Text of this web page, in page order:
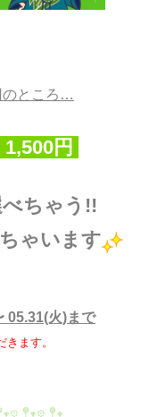
のところ…
円
ちゃう!!
ゃいます
05.31(火)まで
ます。